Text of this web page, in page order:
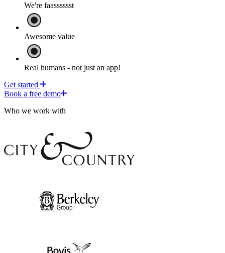
We're faasssssst​​​​‌ ‍ ​‍​‍‌‍ ‌ ​‍‌‍‍‌‌‍‌ ‌‍‍‌‌‍ ‍​‍​‍​ ‍‍​‍​‍‌ ​ ‌‍​‌‌‍ ‍‌‍‍‌‌ ‌​‌ ‍‌​‍ ‍‌‍‍‌‌‍ ​‍​‍​‍ ​​‍​‍‌‍‍​‌ ​‍‌‍‌‌‌‍‌‍​‍​‍​ ‍‍​‍​‍​‍ ‌‍​‌‌‍‌​‌‍ ‌‌‍‍‌‌‍ ‍​‍ ‌‍‍‌‌‍ ‍‌ ‌​‌‍‌‌‌‍ ‍‌ ‌​​‍ ‌‍‌‌‌‍‌​‌‍‍‌‌ ‌​​‍ ‌‍ ‌‌‍ ‌‍‌​‌‍‌‌​ ‌‌ ​​‌ ​‍‌‍‌‌‌ ​ ‌‍‌‌‌‍ ‍‌ ‌​‌‍​‌‌ ‌​‌‍‍‌‌‍ ‌‍ ‍​ ‍ ‌‍‍‌‌‍‌​​ ‌‌‍‍​‌‍ ‌‍ ‌‌‍‌‌​ ‍ ‌ ‌​‌ ‍‌‌ ​​‌‍‌‌​ ‌‌‍‍​‌‍ ‌‍ ‌‌‍‌‌​ ‍ ‌ ​​‌‍​‌‌ ‌​‌‍‍​​ ‌‌‍​ ‌‍ ‌‍ ‍‌ ‌​‌‍‌‌‌‍ ‍‌ ‌​​‍‌‌​ ‌‌‌​​‍‌‌ ‌‍‍ ‌‍‌‌‌ ‍‌​‍‌‌​ ​ ‌​‌​​‍‌‌​ ​ ‌​‌​​‍‌‌​ ​‍​ ​‍​ ‌​​ ‌​​ ​‍​ ‌ ‌‍‌‍​ ​‌​ ‌ ​ ‌ ​ ​​​ ‌‍​ ‌‍​ ​ ​‍‌‌​ ​‍​ ​‍​‍‌‌​ ‌‌‌​‌​​‍ ‍‌‍‌‍‌‍‌‌‌‍​‌‌ ‌​‌ ‌‌‌ ​‍‌‍‌‌‌ ​ ​‍‌‌​ ‌‌‌​​‍‌‌ ‌‍‍ ‌‍‌‌‌ ‍‌​‍‌‌​ ​ ‌​‌​​‍‌‌​ ​ ‌​‌​​‍‌‌​ ​‍​ ​‍​ ​‌‌‍​‍‌‍​‌​ ‌ ​ ‌‍​ ‌‍​ ​ ​ ‍‌​ ​​‌‍‌‍​ ​‍‌‍‌‌​‍‌‌​ ​‍​ ​‍​‍‌‌​ ‌‌‌​‌​​‍ ‍‌ ‌​‌‍‍‌‌ ‌​‌‍ ​‌‍‌‌​ ‌‍​‍‌‍​‌‌ ​ ‌‍‌‌‌‌‌‌‌ ​‍‌‍ ​​ ‌​‍‌‌​ ​‍‌​‌‍‌‍​‌‌‍‌​‌‍ ‌‌‍‍‌‌‍ ‍​‍‌‍‌‍‍‌‌‍‌​​ ‌‌‍‍​‌‍ ‌‍ ‌‌‍‌‌​‍‌‍‌ ‌​‌ ‍‌‌ ​​‌‍‌‌​ ‌‌‍‍​‌‍ ‌‍ ‌‌‍‌‌​‍‌‍‌ ​​‌‍​‌‌ ‌​‌‍‍​​ ‌‌‍​ ‌‍ ‌‍ ‍‌ ‌​‌‍‌‌‌‍ ‍‌ ‌​​‍‌‌​ ‌‌‌​​‍‌‌ ‌‍‍ ‌‍‌‌‌ ‍‌​‍‌‌​ ​ ‌​‌​​‍‌‌​ ​ ‌​‌​​‍‌‌​ ​‍​ ​‍​ ‌​​ ‌​​ ​‍​ ‌ ‌‍‌‍​ ​‌​ ‌ ​ ‌ ​ ​​​ ‌‍​ ‌‍​ ​ ​‍‌‌​ ​‍​ ​‍​‍‌‌​ ‌‌‌​‌​​‍ ‍‌‍‌‍‌‍‌‌‌‍​‌‌ ‌​‌ ‌‌‌ ​‍‌‍‌‌‌ ​ ​‍‌‌​ ‌‌‌​​‍‌‌ ‌‍‍ ‌‍‌‌‌ ‍‌​‍‌‌​ ​ ‌​‌​​‍‌‌​ ​ ‌​‌​​‍‌‌​ ​‍​ ​‍​ ​‌‌‍​‍‌‍​‌​ ‌ ​ ‌‍​ ‌‍​ ​ ​ ‍‌​ ​​‌‍‌‍​ ​‍‌‍‌‌​‍‌‌​ ​‍​ ​‍​‍‌‌​ ‌‌‌​‌​​‍ ‍‌ ‌​‌‍‍‌‌ ‌​‌‍ ​‌‍‌‌​‍‌‍‌ ​​‌‍‌‌‌ ​‍‌ ​ ‌ ​​‌‍‌‌‌‍​ ‌ ‌​‌‍‍‌‌ ‌‍‌‍‌‌​ ‌‌ ​​‌ ‌‌‌‍​‍‌‍ ​‌‍‍‌‌ ​ ‌‍‍​‌‍‌‌‌‍‌​​‍​‍‌ ‌
Awesome value​​​​‌ ‍ ​‍​‍‌‍ ‌ ​‍‌‍‍‌‌‍‌ ‌‍‍‌‌‍ ‍​‍​‍​ ‍‍​‍​‍‌ ​ ‌‍​‌‌‍ ‍‌‍‍‌‌ ‌​‌ ‍‌​‍ ‍‌‍‍‌‌‍ ​‍​‍​‍ ​​‍​‍‌‍‍​‌ ​‍‌‍‌‌‌‍‌‍​‍​‍​ ‍‍​‍​‍​‍ ‌‍​‌‌‍‌​‌‍ ‌‌‍‍‌‌‍ ‍​‍ ‌‍‍‌‌‍ ‍‌ ‌​‌‍‌‌‌‍ ‍‌ ‌​​‍ ‌‍‌‌‌‍‌​‌‍‍‌‌ ‌​​‍ ‌‍ ‌‌‍ ‌‍‌​‌‍‌‌​ ‌‌ ​​‌ ​‍‌‍‌‌‌ ​ ‌‍‌‌‌‍ ‍‌ ‌​‌‍​‌‌ ‌​‌‍‍‌‌‍ ‌‍ ‍​ ‍ ‌‍‍‌‌‍‌​​ ‌‌‍‍​‌‍ ‌‍ ‌‌‍‌‌​ ‍ ‌ ‌​‌ ‍‌‌ ​​‌‍‌‌​ ‌‌‍‍​‌‍ ‌‍ ‌‌‍‌‌​ ‍ ‌ ​​‌‍​‌‌ ‌​‌‍‍​​ ‌‌‍​ ‌‍ ‌‍ ‍‌ ‌​‌‍‌‌‌‍ ‍‌ ‌​​‍‌‌​ ‌‌‌​​‍‌‌ ‌‍‍ ‌‍‌‌‌ ‍‌​‍‌‌​ ​ ‌​‌​​‍‌‌​ ​ ‌​‌​​‍‌‌​ ​‍​ ​‍​ ‌​​ ‌​​ ​‍​ ‌ ‌‍‌‍​ ​‌​ ‌ ​ ‌ ​ ​​​ ‌‍​ ‌‍​ ​ ​‍‌‌​ ​‍​ ​‍​‍‌‌​ ‌‌‌​‌​​‍ ‍‌‍‌‍‌‍‌‌‌‍​‌‌ ‌​‌ ‌‌‌ ​‍‌‍‌‌‌ ​ ​‍‌‌​ ‌‌‌​​‍‌‌ ‌‍‍ ‌‍‌‌‌ ‍‌​‍‌‌​ ​ ‌​‌​​‍‌‌​ ​ ‌​‌​​‍‌‌​ ​‍​ ​‍​ ‌‍‌‍‌‌​ ​​​ ‍​‌‍‌‍​ ‌‍​ ​‌‌‍​ ​ ‌‍​ ‌ ‌‍​‍​ ‌‍​‍‌‌​ ​‍​ ​‍​‍‌‌​ ‌‌‌​‌​​‍ ‍‌ ‌​‌‍‍‌‌ ‌​‌‍ ​‌‍‌‌​ ‌‍​‍‌‍​‌‌ ​ ‌‍‌‌‌‌‌‌‌ ​‍‌‍ ​​ ‌​‍‌‌​ ​‍‌​‌‍‌‍​‌‌‍‌​‌‍ ‌‌‍‍‌‌‍ ‍​‍‌‍‌‍‍‌‌‍‌​​ ‌‌‍‍​‌‍ ‌‍ ‌‌‍‌‌​‍‌‍‌ ‌​‌ ‍‌‌ ​​‌‍‌‌​ ‌‌‍‍​‌‍ ‌‍ ‌‌‍‌‌​‍‌‍‌ ​​‌‍​‌‌ ‌​‌‍‍​​ ‌‌‍​ ‌‍ ‌‍ ‍‌ ‌​‌‍‌‌‌‍ ‍‌ ‌​​‍‌‌​ ‌‌‌​​‍‌‌ ‌‍‍ ‌‍‌‌‌ ‍‌​‍‌‌​ ​ ‌​‌​​‍‌‌​ ​ ‌​‌​​‍‌‌​ ​‍​ ​‍​ ‌​​ ‌​​ ​‍​ ‌ ‌‍‌‍​ ​‌​ ‌ ​ ‌ ​ ​​​ ‌‍​ ‌‍​ ​ ​‍‌‌​ ​‍​ ​‍​‍‌‌​ ‌‌‌​‌​​‍ ‍‌‍‌‍‌‍‌‌‌‍​‌‌ ‌​‌ ‌‌‌ ​‍‌‍‌‌‌ ​ ​‍‌‌​ ‌‌‌​​‍‌‌ ‌‍‍ ‌‍‌‌‌ ‍‌​‍‌‌​ ​ ‌​‌​​‍‌‌​ ​ ‌​‌​​‍‌‌​ ​‍​ ​‍​ ‌‍‌‍‌‌​ ​​​ ‍​‌‍‌‍​ ‌‍​ ​‌‌‍​ ​ ‌‍​ ‌ ‌‍​‍​ ‌‍​‍‌‌​ ​‍​ ​‍​‍‌‌​ ‌‌‌​‌​​‍ ‍‌ ‌​‌‍‍‌‌ ‌​‌‍ ​‌‍‌‌​‍‌‍‌ ​​‌‍‌‌‌ ​‍‌ ​ ‌ ​​‌‍‌‌‌‍​ ‌ ‌​‌‍‍‌‌ ‌‍‌‍‌‌​ ‌‌ ​​‌ ‌‌‌‍​‍‌‍ ​‌‍‍‌‌ ​ ‌‍‍​‌‍‌‌‌‍‌​​‍​‍‌ ‌
Real humans - not just an app!​​​​‌ ‍ ​‍​‍‌‍ ‌ ​‍‌‍‍‌‌‍‌ ‌‍‍‌‌‍ ‍​‍​‍​ ‍‍​‍​‍‌ ​ ‌‍​‌‌‍ ‍‌‍‍‌‌ ‌​‌ ‍‌​‍ ‍‌‍‍‌‌‍ ​‍​‍​‍ ​​‍​‍‌‍‍​‌ ​‍‌‍‌‌‌‍‌‍​‍​‍​ ‍‍​‍​‍​‍ ‌‍​‌‌‍‌​‌‍ ‌‌‍‍‌‌‍ ‍​‍ ‌‍‍‌‌‍ ‍‌ ‌​‌‍‌‌‌‍ ‍‌ ‌​​‍ ‌‍‌‌‌‍‌​‌‍‍‌‌ ‌​​‍ ‌‍ ‌‌‍ ‌‍‌​‌‍‌‌​ ‌‌ ​​‌ ​‍‌‍‌‌‌ ​ ‌‍‌‌‌‍ ‍‌ ‌​‌‍​‌‌ ‌​‌‍‍‌‌‍ ‌‍ ‍​ ‍ ‌‍‍‌‌‍‌​​ ‌‌‍‍​‌‍ ‌‍ ‌‌‍‌‌​ ‍ ‌ ‌​‌ ‍‌‌ ​​‌‍‌‌​ ‌‌‍‍​‌‍ ‌‍ ‌‌‍‌‌​ ‍ ‌ ​​‌‍​‌‌ ‌​‌‍‍​​ ‌‌‍​ ‌‍ ‌‍ ‍‌ ‌​‌‍‌‌‌‍ ‍‌ ‌​​‍‌‌​ ‌‌‌​​‍‌‌ ‌‍‍ ‌‍‌‌‌ ‍‌​‍‌‌​ ​ ‌​‌​​‍‌‌​ ​ ‌​‌​​‍‌‌​ ​‍​ ​‍​ ‌​​ ‌​​ ​‍​ ‌ ‌‍‌‍​ ​‌​ ‌ ​ ‌ ​ ​​​ ‌‍​ ‌‍​ ​ ​‍‌‌​ ​‍​ ​‍​‍‌‌​ ‌‌‌​‌​​‍ ‍‌‍‌‍‌‍‌‌‌‍​‌‌ ‌​‌ ‌‌‌ ​‍‌‍‌‌‌ ​ ​‍‌‌​ ‌‌‌​​‍‌‌ ‌‍‍ ‌‍‌‌‌ ‍‌​‍‌‌​ ​ ‌​‌​​‍‌‌​ ​ ‌​‌​​‍‌‌​ ​‍​ ​‍‌‍‌‍​ ​​‌‍‌​​ ‌ ​ ‌​‌‍​ ​ ‍​​ ‌ ‌‍‌​​ ‍​​ ​ ‌‍‌‌​ ‌​​ ​‍​ ‌​​ ​‌​ ‍​​ ​​​ ​‌‌‍​‍​ ​ ​ ‌ ‌‍‌​​ ‍​‌‍​ ‌‍‌‌​ ‌‌‌‍​‌​ ‌ ​ ‌‍‌‍​‍‌‍​‍​‍‌‌​ ​‍​ ​‍​‍‌‌​ ‌‌‌​‌​​‍ ‍‌ ‌​‌‍‍‌‌ ‌​‌‍ ​‌‍‌‌​ ‌‍​‍‌‍​‌‌ ​ ‌‍‌‌‌‌‌‌‌ ​‍‌‍ ​​ ‌​‍‌‌​ ​‍‌​‌‍‌‍​‌‌‍‌​‌‍ ‌‌‍‍‌‌‍ ‍​‍‌‍‌‍‍‌‌‍‌​​ ‌‌‍‍​‌‍ ‌‍ ‌‌‍‌‌​‍‌‍‌ ‌​‌ ‍‌‌ ​​‌‍‌‌​ ‌‌‍‍​‌‍ ‌‍ ‌‌‍‌‌​‍‌‍‌ ​​‌‍​‌‌ ‌​‌‍‍​​ ‌‌‍​ ‌‍ ‌‍ ‍‌ ‌​‌‍‌‌‌‍ ‍‌ ‌​​‍‌‌​ ‌‌‌​​‍‌‌ ‌‍‍ ‌‍‌‌‌ ‍‌​‍‌‌​ ​ ‌​‌​​‍‌‌​ ​ ‌​‌​​‍‌‌​ ​‍​ ​‍​ ‌​​ ‌​​ ​‍​ ‌ ‌‍‌‍​ ​‌​ ‌ ​ ‌ ​ ​​​ ‌‍​ ‌‍​ ​ ​‍‌‌​ ​‍​ ​‍​‍‌‌​ ‌‌‌​‌​​‍ ‍‌‍‌‍‌‍‌‌‌‍​‌‌ ‌​‌ ‌‌‌ ​‍‌‍‌‌‌ ​ ​‍‌‌​ ‌‌‌​​‍‌‌ ‌‍‍ ‌‍‌‌‌ ‍‌​‍‌‌​ ​ ‌​‌​​‍‌‌​ ​ ‌​‌​​‍‌‌​ ​‍​ ​‍‌‍‌‍​ ​​‌‍‌​​ ‌ ​ ‌​‌‍​ ​ ‍​​ ‌ ‌‍‌​​ ‍​​ ​ ‌‍‌‌​ ‌​​ ​‍​ ‌​​ ​‌​ ‍​​ ​​​ ​‌‌‍​‍​ ​ ​ ‌ ‌‍‌​​ ‍​‌‍​ ‌‍‌‌​ ‌‌‌‍​‌​ ‌ ​ ‌‍‌‍​‍‌‍​‍​‍‌‌​ ​‍​ ​‍​‍‌‌​ ‌‌‌​‌​​‍ ‍‌ ‌​‌‍‍‌‌ ‌​‌‍ ​‌‍‌‌​‍‌‍‌ ​​‌‍‌‌‌ ​‍‌ ​ ‌ ​​‌‍‌‌‌‍​ ‌ ‌​‌‍‍‌‌ ‌‍‌‍‌‌​ ‌‌ ​​‌ ‌‌‌‍​‍‌‍ ​‌‍‍‌‌ ​ ‌‍‍​‌‍‌‌‌‍‌​​‍​‍‌ ‌
Get started ​​​​‌ ‍ ​‍​‍‌‍ ‌ ​‍‌‍‍‌‌‍‌ ‌‍‍‌‌‍ ‍​‍​‍​ ‍‍​‍​‍‌ ​ ‌‍​‌‌‍ ‍‌‍‍‌‌ ‌​‌ ‍‌​‍ ‍‌‍‍‌‌‍ ​‍​‍​‍ ​​‍​‍‌‍‍​‌ ​‍‌‍‌‌‌‍‌‍​‍​‍​ ‍‍​‍​‍​‍ ‌‍​‌‌‍‌​‌‍ ‌‌‍‍‌‌‍ ‍​‍ ‌‍‍‌‌‍ ‍‌ ‌​‌‍‌‌‌‍ ‍‌ ‌​​‍ ‌‍‌‌‌‍‌​‌‍‍‌‌ ‌​​‍ ‌‍ ‌‌‍ ‌‍‌​‌‍‌‌​ ‌‌ ​​‌ ​‍‌‍‌‌‌ ​ ‌‍‌‌‌‍ ‍‌ ‌​‌‍​‌‌ ‌​‌‍‍‌‌‍ ‌‍ ‍​ ‍ ‌‍‍‌‌‍‌​​ ‌‌‍‍​‌‍ ‌‍ ‌‌‍‌‌​ ‍ ‌ ‌​‌ ‍‌‌ ​​‌‍‌‌​ ‌‌‍‍​‌‍ ‌‍ ‌‌‍‌‌​ ‍ ‌ ​​‌‍​‌‌ ‌​‌‍‍​​ ‌‌‍​ ‌‍ ‌‍ ‍‌ ‌​‌‍‌‌‌‍ ‍‌ ‌​​‍‌‌​ ‌‌‌​​‍‌‌ ‌‍‍ ‌‍‌‌‌ ‍‌​‍‌‌​ ​ ‌​‌​​‍‌‌​ ​ ‌​‌​​‍‌‌​ ​‍​ ​‍​ ‌​​ ‌​​ ​‍​ ‌ ‌‍‌‍​ ​‌​ ‌ ​ ‌ ​ ​​​ ‌‍​ ‌‍​ ​ ​‍‌‌​ ​‍​ ​‍​‍‌‌​ ‌‌‌​‌​​‍ ‍‌‍ ​‌‍‍‌‌‍ ‍‌‍‍ ‌ ​ ​‍‌‌​ ‌‌‌​​‍‌‌ ‌‍‍ ‌‍‌‌‌ ‍‌​‍‌‌​ ​ ‌​‌​​‍‌‌​ ​ ‌​‌​​‍‌‌​ ​‍​ ​‍​ ​​​ ‍​​ ‌‍​ ‍‌​ ‌‍​ ​‌​ ‍‌​ ‌‌​ ​ ​ ‌‍‌‍​‌‌‍‌​​‍‌‌​ ​‍​ ​‍​‍‌‌​ ‌‌‌​‌​​‍ ‍‌‍ ​‌‍‍‌‌‍ ‍‌‍‍ ‌‌‌​‌‍‌‌‌ ‍​‌ ‌​​ ‌‍​‍‌‍​‌‌ ​ ‌‍‌‌‌‌‌‌‌ ​‍‌‍ ​​ ‌​‍‌‌​ ​‍‌​‌‍‌‍​‌‌‍‌​‌‍ ‌‌‍‍‌‌‍ ‍​‍‌‍‌‍‍‌‌‍‌​​ ‌‌‍‍​‌‍ ‌‍ ‌‌‍‌‌​‍‌‍‌ ‌​‌ ‍‌‌ ​​‌‍‌‌​ ‌‌‍‍​‌‍ ‌‍ ‌‌‍‌‌​‍‌‍‌ ​​‌‍​‌‌ ‌​‌‍‍​​ ‌‌‍​ ‌‍ ‌‍ ‍‌ ‌​‌‍‌‌‌‍ ‍‌ ‌​​‍‌‌​ ‌‌‌​​‍‌‌ ‌‍‍ ‌‍‌‌‌ ‍‌​‍‌‌​ ​ ‌​‌​​‍‌‌​ ​ ‌​‌​​‍‌‌​ ​‍​ ​‍​ ‌​​ ‌​​ ​‍​ ‌ ‌‍‌‍​ ​‌​ ‌ ​ ‌ ​ ​​​ ‌‍​ ‌‍​ ​ ​‍‌‌​ ​‍​ ​‍​‍‌‌​ ‌‌‌​‌​​‍ ‍‌‍ ​‌‍‍‌‌‍ ‍‌‍‍ ‌ ​ ​‍‌‌​ ‌‌‌​​‍‌‌ ‌‍‍ ‌‍‌‌‌ ‍‌​‍‌‌​ ​ ‌​‌​​‍‌‌​ ​ ‌​‌​​‍‌‌​ ​‍​ ​‍​ ​​​ ‍​​ ‌‍​ ‍‌​ ‌‍​ ​‌​ ‍‌​ ‌‌​ ​ ​ ‌‍‌‍​‌‌‍‌​​‍‌‌​ ​‍​ ​‍​‍‌‌​ ‌‌‌​‌​​‍ ‍‌‍ ​‌‍‍‌‌‍ ‍‌‍‍ ‌‌‌​‌‍‌‌‌ ‍​‌ ‌​​‍‌‍‌ ​​‌‍‌‌‌ ​‍‌ ​ ‌ ​​‌‍‌‌‌‍​ ‌ ‌​‌‍‍‌‌ ‌‍‌‍‌‌​ ‌‌ ​​‌ ‌‌‌‍​‍‌‍ ​‌‍‍‌‌ ​ ‌‍‍​‌‍‌‌‌‍‌​​‍​‍‌ ‌
Book a free demo​​​​‌ ‍ ​‍​‍‌‍ ‌ ​‍‌‍‍‌‌‍‌ ‌‍‍‌‌‍ ‍​‍​‍​ ‍‍​‍​‍‌ ​ ‌‍​‌‌‍ ‍‌‍‍‌‌ ‌​‌ ‍‌​‍ ‍‌‍‍‌‌‍ ​‍​‍​‍ ​​‍​‍‌‍‍​‌ ​‍‌‍‌‌‌‍‌‍​‍​‍​ ‍‍​‍​‍​‍ ‌‍​‌‌‍‌​‌‍ ‌‌‍‍‌‌‍ ‍​‍ ‌‍‍‌‌‍ ‍‌ ‌​‌‍‌‌‌‍ ‍‌ ‌​​‍ ‌‍‌‌‌‍‌​‌‍‍‌‌ ‌​​‍ ‌‍ ‌‌‍ ‌‍‌​‌‍‌‌​ ‌‌ ​​‌ ​‍‌‍‌‌‌ ​ ‌‍‌‌‌‍ ‍‌ ‌​‌‍​‌‌ ‌​‌‍‍‌‌‍ ‌‍ ‍​ ‍ ‌‍‍‌‌‍‌​​ ‌‌‍‍​‌‍ ‌‍ ‌‌‍‌‌​ ‍ ‌ ‌​‌ ‍‌‌ ​​‌‍‌‌​ ‌‌‍‍​‌‍ ‌‍ ‌‌‍‌‌​ ‍ ‌ ​​‌‍​‌‌ ‌​‌‍‍​​ ‌‌‍​ ‌‍ ‌‍ ‍‌ ‌​‌‍‌‌‌‍ ‍‌ ‌​​‍‌‌​ ‌‌‌​​‍‌‌ ‌‍‍ ‌‍‌‌‌ ‍‌​‍‌‌​ ​ ‌​‌​​‍‌‌​ ​ ‌​‌​​‍‌‌​ ​‍​ ​‍​ ‌​​ ‌​​ ​‍​ ‌ ‌‍‌‍​ ​‌​ ‌ ​ ‌ ​ ​​​ ‌‍​ ‌‍​ ​ ​‍‌‌​ ​‍​ ​‍​‍‌‌​ ‌‌‌​‌​​‍ ‍‌‍ ​‌‍‍‌‌‍ ‍‌‍‍ ‌ ​ ​‍‌‌​ ‌‌‌​​‍‌‌ ‌‍‍ ‌‍‌‌‌ ‍‌​‍‌‌​ ​ ‌​‌​​‍‌‌​ ​ ‌​‌​​‍‌‌​ ​‍​ ​‍​ ​​‌‍‌​​ ​‌​ ‍‌‌‍​‍​ ‌​​ ‌‌‌‍​‌​ ​‌​ ​​‌‍​‍​ ‍‌​‍‌‌​ ​‍​ ​‍​‍‌‌​ ‌‌‌​‌​​‍ ‍‌‍ ​‌‍‍‌‌‍ ‍‌‍‍ ‌‌‌​‌‍‌‌‌ ‍​‌ ‌​​ ‌‍​‍‌‍​‌‌ ​ ‌‍‌‌‌‌‌‌‌ ​‍‌‍ ​​ ‌​‍‌‌​ ​‍‌​‌‍‌‍​‌‌‍‌​‌‍ ‌‌‍‍‌‌‍ ‍​‍‌‍‌‍‍‌‌‍‌​​ ‌‌‍‍​‌‍ ‌‍ ‌‌‍‌‌​‍‌‍‌ ‌​‌ ‍‌‌ ​​‌‍‌‌​ ‌‌‍‍​‌‍ ‌‍ ‌‌‍‌‌​‍‌‍‌ ​​‌‍​‌‌ ‌​‌‍‍​​ ‌‌‍​ ‌‍ ‌‍ ‍‌ ‌​‌‍‌‌‌‍ ‍‌ ‌​​‍‌‌​ ‌‌‌​​‍‌‌ ‌‍‍ ‌‍‌‌‌ ‍‌​‍‌‌​ ​ ‌​‌​​‍‌‌​ ​ ‌​‌​​‍‌‌​ ​‍​ ​‍​ ‌​​ ‌​​ ​‍​ ‌ ‌‍‌‍​ ​‌​ ‌ ​ ‌ ​ ​​​ ‌‍​ ‌‍​ ​ ​‍‌‌​ ​‍​ ​‍​‍‌‌​ ‌‌‌​‌​​‍ ‍‌‍ ​‌‍‍‌‌‍ ‍‌‍‍ ‌ ​ ​‍‌‌​ ‌‌‌​​‍‌‌ ‌‍‍ ‌‍‌‌‌ ‍‌​‍‌‌​ ​ ‌​‌​​‍‌‌​ ​ ‌​‌​​‍‌‌​ ​‍​ ​‍​ ​​‌‍‌​​ ​‌​ ‍‌‌‍​‍​ ‌​​ ‌‌‌‍​‌​ ​‌​ ​​‌‍​‍​ ‍‌​‍‌‌​ ​‍​ ​‍​‍‌‌​ ‌‌‌​‌​​‍ ‍‌‍ ​‌‍‍‌‌‍ ‍‌‍‍ ‌‌‌​‌‍‌‌‌ ‍​‌ ‌​​‍‌‍‌ ​​‌‍‌‌‌ ​‍‌ ​ ‌ ​​‌‍‌‌‌‍​ ‌ ‌​‌‍‍‌‌ ‌‍‌‍‌‌​ ‌‌ ​​‌ ‌‌‌‍​‍‌‍ ​‌‍‍‌‌ ​ ‌‍‍​‌‍‌‌‌‍‌​​‍​‍‌ ‌
Who we work with​​​​‌ ‍ ​‍​‍‌‍ ‌ ​‍‌‍‍‌‌‍‌ ‌‍‍‌‌‍ ‍​‍​‍​ ‍‍​‍​‍‌ ​ ‌‍​‌‌‍ ‍‌‍‍‌‌ ‌​‌ ‍‌​‍ ‍‌‍‍‌‌‍ ​‍​‍​‍ ​​‍​‍‌‍‍​‌ ​‍‌‍‌‌‌‍‌‍​‍​‍​ ‍‍​‍​‍​‍ ‌‍​‌‌‍‌​‌‍ ‌‌‍‍‌‌‍ ‍​‍ ‌‍‍‌‌‍ ‍‌ ‌​‌‍‌‌‌‍ ‍‌ ‌​​‍ ‌‍‌‌‌‍‌​‌‍‍‌‌ ‌​​‍ ‌‍ ‌‌‍ ‌‍‌​‌‍‌‌​ ‌‌ ​​‌ ​‍‌‍‌‌‌ ​ ‌‍‌‌‌‍ ‍‌ ‌​‌‍​‌‌ ‌​‌‍‍‌‌‍ ‌‍ ‍​ ‍ ‌‍‍‌‌‍‌​​ ‌‌‍‍​‌‍ ‌‍ ‌‌‍‌‌​ ‍ ‌ ‌​‌ ‍‌‌ ​​‌‍‌‌​ ‌‌‍‍​‌‍ ‌‍ ‌‌‍‌‌​ ‍ ‌ ​​‌‍​‌‌ ‌​‌‍‍​​ ‌‌‍​ ‌‍ ‌‍ ‍‌ ‌​‌‍‌‌‌‍ ‍‌ ‌​​‍‌‌​ ‌‌‌​​‍‌‌ ‌‍‍ ‌‍‌‌‌ ‍‌​‍‌‌​ ​ ‌​‌​​‍‌‌​ ​ ‌​‌​​‍‌‌​ ​‍​ ​‍​ ​‌​ ‌ ​ ​‌​ ​‌​ ‌‍​ ​​‌‍​‍​ ​‌‌‍​‌​ ‌​​ ​‍‌‍‌‌​‍‌‌​ ​‍​ ​‍​‍‌‌​ ‌‌‌​‌​​‍ ‍‌ ‌​‌‍‍‌‌ ‌​‌‍ ​‌‍‌‌​‍‌‌​ ‌‌‌​​‍‌‌ ‌‍‍ ‌‍‌‌‌ ‍‌​‍‌‌​ ​ ‌​‌​​‍‌‌​ ​ ‌​‌​​‍‌‌​ ​‍​ ​‍​ ​‍​ ‍‌‌‍‌‍‌‍‌​​ ‌‌‌‍‌‌‌‍​‍‌‍​ ​ ‌‍‌‍​‌‌‍​ ‌‍‌‍​‍‌‌​ ​‍​ ​‍​‍‌‌​ ‌‌‌​‌​​‍ ‍‌‍​ ‌‍‍​‌‍‍‌‌‍ ​‌‍‌​‌ ​‍‌‍‌‌‌‍ ‍​‍‌‌​ ‌‌‌​​‍‌‌ ‌‍‍ ‌‍‌‌‌ ‍‌​‍‌‌​ ​ ‌​‌​​‍‌‌​ ​ ‌​‌​​‍‌‌​ ​‍​ ​‍​ ‌‌​ ‍‌​ ‌ ​ ‌ ​ ​‍‌‍​‍​ ‌‌​ ‌‍​ ‌​​ ​‌‌‍‌‍​ ‌​​‍‌‌​ ​‍​ ​‍​‍‌‌​ ‌‌‌​‌​​‍ ‍‌ ‌​‌‍‌‌‌ ‍​‌ ‌​​ ‌‍​‍‌‍​‌‌ ​ ‌‍‌‌‌‌‌‌‌ ​‍‌‍ ​​ ‌​‍‌‌​ ​‍‌​‌‍‌‍​‌‌‍‌​‌‍ ‌‌‍‍‌‌‍ ‍​‍‌‍‌‍‍‌‌‍‌​​ ‌‌‍‍​‌‍ ‌‍ ‌‌‍‌‌​‍‌‍‌ ‌​‌ ‍‌‌ ​​‌‍‌‌​ ‌‌‍‍​‌‍ ‌‍ ‌‌‍‌‌​‍‌‍‌ ​​‌‍​‌‌ ‌​‌‍‍​​ ‌‌‍​ ‌‍ ‌‍ ‍‌ ‌​‌‍‌‌‌‍ ‍‌ ‌​​‍‌‌​ ‌‌‌​​‍‌‌ ‌‍‍ ‌‍‌‌‌ ‍‌​‍‌‌​ ​ ‌​‌​​‍‌‌​ ​ ‌​‌​​‍‌‌​ ​‍​ ​‍​ ​‌​ ‌ ​ ​‌​ ​‌​ ‌‍​ ​​‌‍​‍​ ​‌‌‍​‌​ ‌​​ ​‍‌‍‌‌​‍‌‌​ ​‍​ ​‍​‍‌‌​ ‌‌‌​‌​​‍ ‍‌ ‌​‌‍‍‌‌ ‌​‌‍ ​‌‍‌‌​‍‌‌​ ‌‌‌​​‍‌‌ ‌‍‍ ‌‍‌‌‌ ‍‌​‍‌‌​ ​ ‌​‌​​‍‌‌​ ​ ‌​‌​​‍‌‌​ ​‍​ ​‍​ ​‍​ ‍‌‌‍‌‍‌‍‌​​ ‌‌‌‍‌‌‌‍​‍‌‍​ ​ ‌‍‌‍​‌‌‍​ ‌‍‌‍​‍‌‌​ ​‍​ ​‍​‍‌‌​ ‌‌‌​‌​​‍ ‍‌‍​ ‌‍‍​‌‍‍‌‌‍ ​‌‍‌​‌ ​‍‌‍‌‌‌‍ ‍​‍‌‌​ ‌‌‌​​‍‌‌ ‌‍‍ ‌‍‌‌‌ ‍‌​‍‌‌​ ​ ‌​‌​​‍‌‌​ ​ ‌​‌​​‍‌‌​ ​‍​ ​‍​ ‌‌​ ‍‌​ ‌ ​ ‌ ​ ​‍‌‍​‍​ ‌‌​ ‌‍​ ‌​​ ​‌‌‍‌‍​ ‌​​‍‌‌​ ​‍​ ​‍​‍‌‌​ ‌‌‌​‌​​‍ ‍‌ ‌​‌‍‌‌‌ ‍​‌ ‌​​‍‌‍‌ ​​‌‍‌‌‌ ​‍‌ ​ ‌ ​​‌‍‌‌‌‍​ ‌ ‌​‌‍‍‌‌ ‌‍‌‍‌‌​ ‌‌ ​​‌ ‌‌‌‍​‍‌‍ ​‌‍‍‌‌ ​ ‌‍‍​‌‍‌‌‌‍‌​​‍​‍‌ ‌